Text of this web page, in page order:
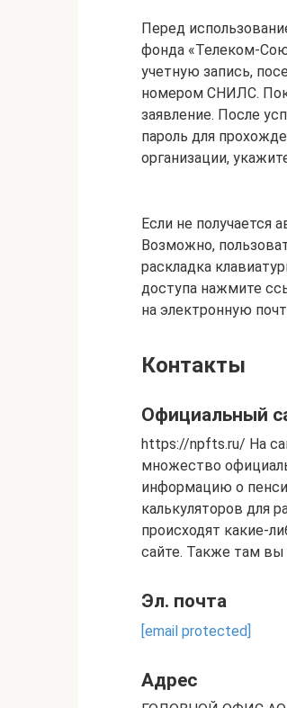
Перед
фонда «Телеком-
учетную запись,
номером СНИЛС.
заявление. После
пароль для
организации,
Если не получается
Возможно,
раскладка
доступа нажмите
на электронную
Контакты
Официальный
https://npfts.ru/ На
множество
информацию о
калькуляторов для
происходят какие-
сайте. Также там вы
Эл. почта
[email protected]
Адрес